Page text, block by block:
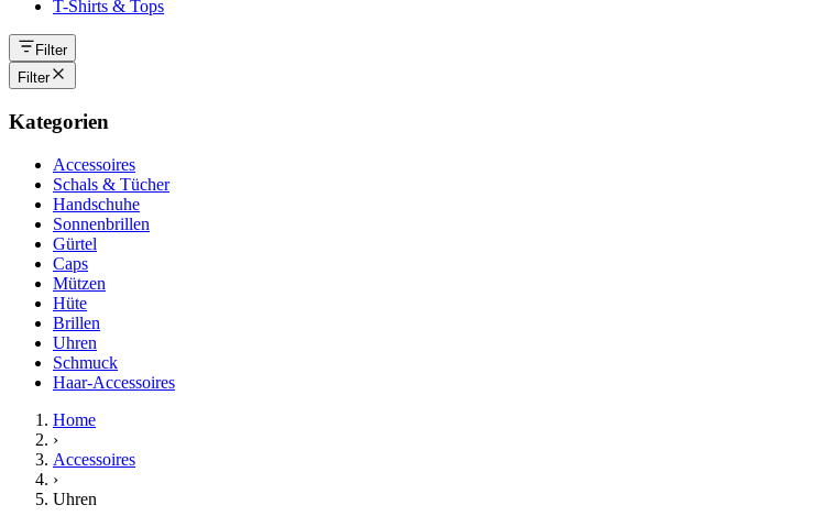
T-Shirts & Tops
Filter
Filter
Kategorien
Accessoires
Schals & Tücher
Handschuhe
Sonnenbrillen
Gürtel
Caps
Mützen
Hüte
Brillen
Uhren
Schmuck
Haar-Accessoires
Home
›
Accessoires
›
Uhren